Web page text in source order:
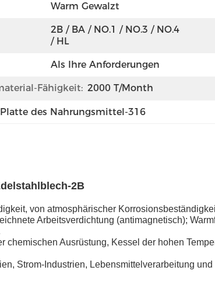
Warm Gewalzt
2B / BA / NO.1 / NO.3 / NO.4
/ HL
Als Ihre Anforderungen
Fähigkeit: 2000 T/Month
des Nahrungsmittel-316
2B
von atmosphärischer
Arbeitsverdichtung (antimagnetisch);
Ausrüstung, Kessel der hohen
Strom-Industrien, Lebensmittelverarbeitung